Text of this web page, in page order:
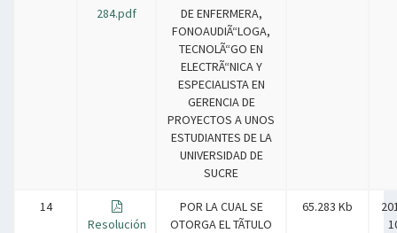
284.pdf
DE ENFERMERA,
FONOAUDIÃ“LOGA,
TECNOLÃ“GO EN
ELECTRÃ“NICA Y
ESPECIALISTA EN
GERENCIA DE
PROYECTOS A UNOS
ESTUDIANTES DE LA
UNIVERSIDAD DE
SUCRE
14
Resolución
POR LA CUAL SE
OTORGA EL TÃTULO
65.283 Kb